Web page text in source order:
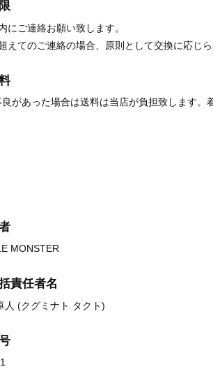
にご連絡お願い致します。
えてのご連絡の場合、原則として交換に応じ
良があった場合は送料は当店が負担致します。
MONSTER
責任者名
人 (クグミナト タクト)